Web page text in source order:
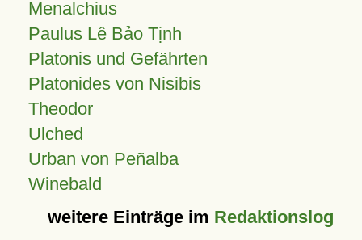
Menalchius
Paulus Lê Bảo Tịnh
Platonis und Gefährten
Platonides von Nisibis
Theodor
Ulched
Urban von Peñalba
Winebald
weitere Einträge im Redaktionslog